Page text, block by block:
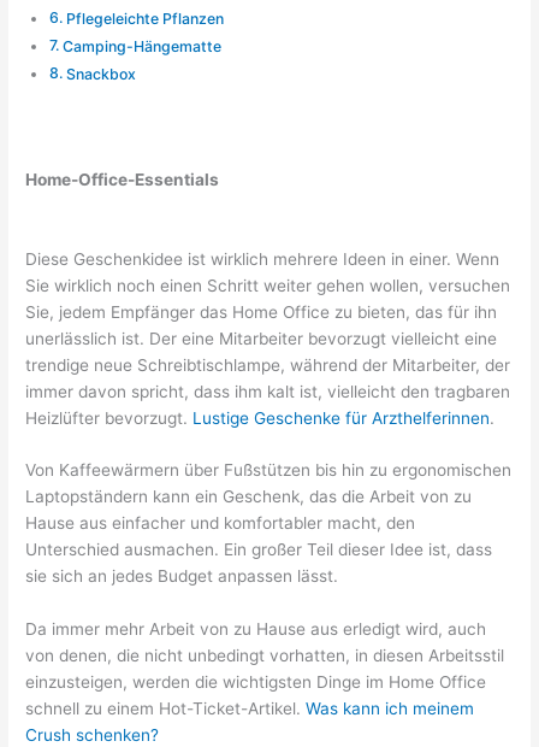
Pflegeleichte Pflanzen
Camping-Hängematte
Snackbox
Home-Office-Essentials
Diese Geschenkidee ist wirklich mehrere Ideen in einer. Wenn
Sie wirklich noch einen Schritt weiter gehen wollen, versuchen
Sie, jedem Empfänger das Home Office zu bieten, das für ihn
unerlässlich ist. Der eine Mitarbeiter bevorzugt vielleicht eine
trendige neue Schreibtischlampe, während der Mitarbeiter, der
immer davon spricht, dass ihm kalt ist, vielleicht den tragbaren
Heizlüfter bevorzugt. Lustige Geschenke für Arzthelferinnen.
Von Kaffeewärmern über Fußstützen bis hin zu ergonomischen
Laptopständern kann ein Geschenk, das die Arbeit von zu
Hause aus einfacher und komfortabler macht, den
Unterschied ausmachen. Ein großer Teil dieser Idee ist, dass
sie sich an jedes Budget anpassen lässt.
Da immer mehr Arbeit von zu Hause aus erledigt wird, auch
von denen, die nicht unbedingt vorhatten, in diesen Arbeitsstil
einzusteigen, werden die wichtigsten Dinge im Home Office
schnell zu einem Hot-Ticket-Artikel.Was kann ich meinem
Crush schenken?